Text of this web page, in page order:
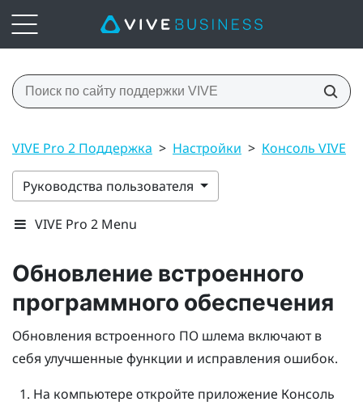
VIVE Pro 2 Поддержка > Настройки > Консоль VIVE
Руководства пользователя
VIVE Pro 2 Menu
Обновление встроенного
программного обеспечения
Обновления встроенного ПО шлема включают в
себя улучшенные функции и исправления ошибок.
На компьютере откройте приложение Консоль